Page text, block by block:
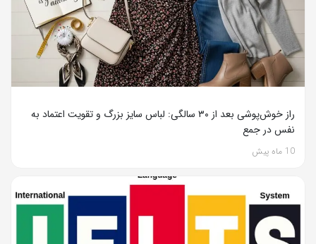
راز خوش‌پوشی بعد از ۳۰ سالگی: لباس سایز بزرگ و تقویت اعتماد به
نفس در جمع
10 ماه پیش